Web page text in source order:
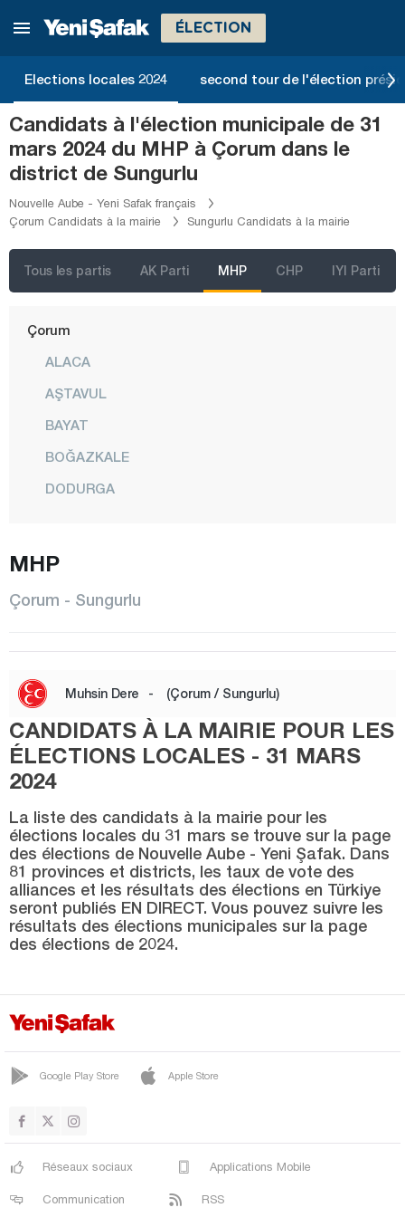
ÉLECTION
Elections locales 2024 second tour de l'élection
Candidats à l'élection municipale de 31
mars 2024 du MHP à Çorum dans le
district de Sungurlu
Nouvelle Aube - Yeni Safak français
Çorum Candidats à la mairie
Sungurlu Candidats à la mairie
Tous les partis AK Parti MHP CHP IYI Parti
Bayburt
Bingöl
Bitlis
Bolu
Burdur
Bursa
Çankırı
Çorum
ALACA
AŞTAVUL
BAYAT
BOĞAZKALE
DODURGA
ORTAKÖY
OSMANCIK
SUNGURLU
UĞURLUDAĞ
Denizli
Diyarbakır
Düzce
Erzincan
Gaziantep
Giresun
Gümüşhane
MHP
Çorum - Sungurlu
Muhsin Dere - (Çorum / Sungurlu)
CANDIDATS À LA MAIRIE POUR LES
ÉLECTIONS LOCALES - 31 MARS
2024
La liste des candidats à la mairie pour les
élections locales du 31 mars se trouve sur la page
des élections de Nouvelle Aube - Yeni Şafak. Dans
81 provinces et districts, les taux de vote des
alliances et les résultats des élections en Türkiye
seront publiés EN DIRECT. Vous pouvez suivre les
résultats des élections municipales sur la page
des élections de 2024.
Google Play Store Apple Store
Réseaux sociaux Applications Mobile
Communication RSS